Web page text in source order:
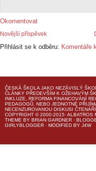
Okomentovat
Novější příspěvek
Přihlásit se k odběru: Komentáře
ČESKÁ ŠKOLA JAKO NEZÁVISLÝ
ČLÁNKY PŘEDEVŠÍM K OŽEHAVÝM
INKLUZE, REFORMA FINANCOVÁNÍ
PEDAGOGŮ, NEBO JEDNOTNÉ
NECENZUROVANOU DISKUSI
COPYRIGHT © 2000-2015· ALBATROS
THEME BY BRIAN GARDNER ·
GIRLYBLOGGER · MODIFIED BY J4W